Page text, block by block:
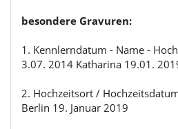
besondere Gravuren:
1. Kennlerndatum - Name -
3.07. 2014 Katharina 19.01.
2. Hochzeitsort /
Berlin 19. Januar 2019